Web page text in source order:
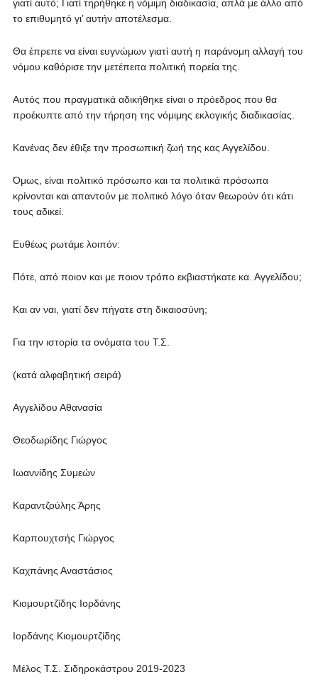
γιατί αυτό; Γιατί τηρήθηκε η νόμιμη διαδικασία, απλά με άλλο από
το επιθυμητό γι’ αυτήν αποτέλεσμα.
Θα έπρεπε να είναι ευγνώμων γιατί αυτή η παράνομη αλλαγή του
νόμου καθόρισε την μετέπειτα πολιτική πορεία της.
Αυτός που πραγματικά αδικήθηκε είναι ο πρόεδρος που θα
προέκυπτε από την τήρηση της νόμιμης εκλογικής διαδικασίας.
Κανένας δεν έθιξε την προσωπική ζωή της κας Αγγελίδου.
Όμως, είναι πολιτικό πρόσωπο και τα πολιτικά πρόσωπα
κρίνονται και απαντούν με πολιτικό λόγο όταν θεωρούν ότι κάτι
τους αδικεί.
Ευθέως ρωτάμε λοιπόν:
Πότε, από ποιον και με ποιον τρόπο εκβιαστήκατε κα. Αγγελίδου;
Και αν ναι, γιατί δεν πήγατε στη δικαιοσύνη;
Για την ιστορία τα ονόματα του Τ.Σ.
(κατά αλφαβητική σειρά)
Αγγελίδου Αθανασία
Θεοδωρίδης Γιώργος
Ιωαννίδης Συμεών
Καραντζούλης Άρης
Καρπουχτσής Γιώργος
Καχπάνης Αναστάσιος
Κιομουρτζίδης Ιορδάνης
Ιορδάνης Κιομουρτζίδης
Μέλος Τ.Σ. Σιδηροκάστρου 2019-2023